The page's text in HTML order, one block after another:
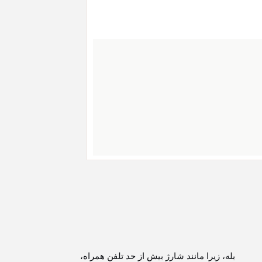
بله، زیرا مانند شارژ بیش از حد تلفن همراه،